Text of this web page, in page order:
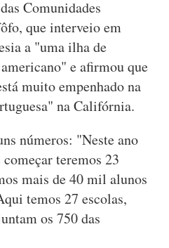
Comunidades
que interveio em
a "uma ilha de
e afirmou que
muito empenhado na
na Califórnia.
números: "Neste ano
teremos 23
mais de 40 mil alunos
temos 27 escolas,
os 750 das